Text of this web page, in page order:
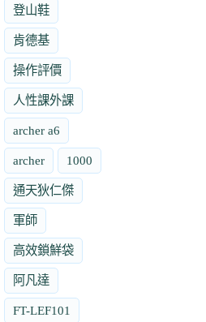
登山鞋
肯德基
操作評價
人性課外課
archer a6
archer 1000
通天狄仁傑
軍師
高效鎖鮮袋
阿凡達
FT-LEF101